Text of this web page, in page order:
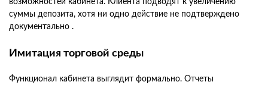
суммы депозита, хотя ни одно действие не подтверждено
документально .
Имитация торговой среды
Функционал кабинета выглядит формально. Отчеты